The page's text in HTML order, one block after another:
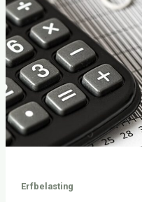
Erfbelasting
berekenen